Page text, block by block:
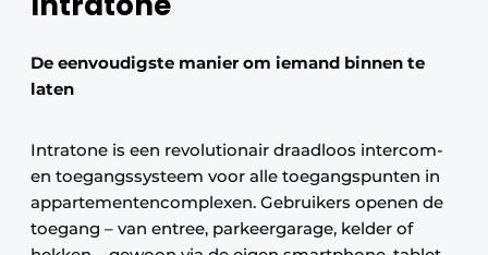
De eenvoudigste manier om iemand binnen te
laten
Intratone is een revolutionair draadloos intercom-
en toegangssysteem voor alle toegangspunten in
appartementencomplexen. Gebruikers openen de
toegang – van entree, parkeergarage, kelder of